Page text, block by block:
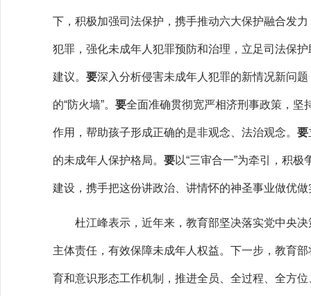
下，积极加强司法保护，携手推动六大保护融合发
犯罪，强化未成年人犯罪预防和治理，立足司法保
建议。 要深入分析侵害未成年人犯罪的新情况新问
的“防火墙”。 要全面准确贯彻宽严相济刑事政策，坚
作用，帮助孩子形成正确的是非观念、法治观念。 要
的未成年人保护格局。 要以“三审合一”为牵引，积
建设，携手把这份讲政治、讲情怀的神圣事业做优做
杜江峰表示，近年来，教育部坚决落实党中央决
主体责任，有效保障未成年人权益。下一步，教育
育和意识形态工作机制，推进全员、全过程、全方